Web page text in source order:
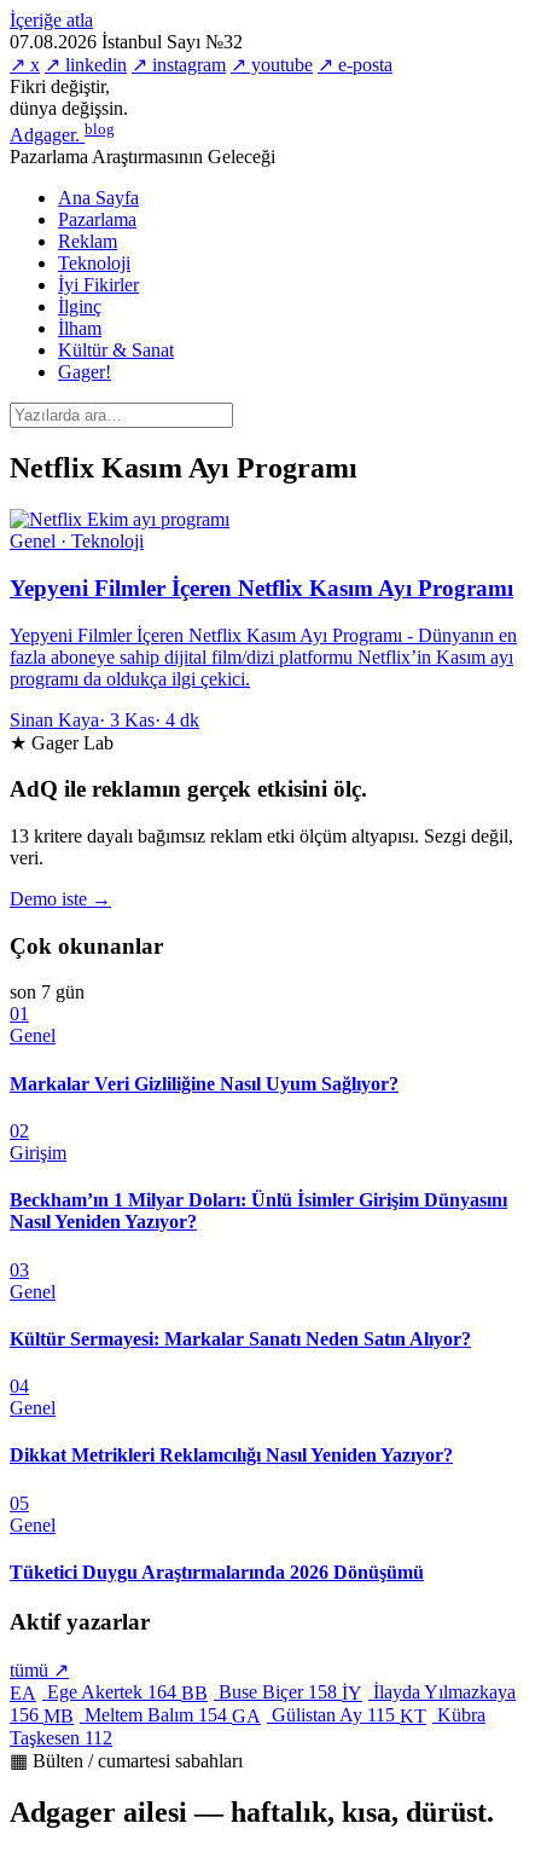
İçeriğe atla
07.08.2026 İstanbul Sayı №32
↗ x ↗ linkedin ↗ instagram ↗ youtube ↗ e-posta
Fikri değiştir,
dünya değişsin.
Adgager. blog
Pazarlama Araştırmasının Geleceği
Ana Sayfa
Pazarlama
Reklam
Teknoloji
İyi Fikirler
İlginç
İlham
Kültür & Sanat
Gager!
Netflix Kasım Ayı Programı
Genel · Teknoloji
Yepyeni Filmler İçeren Netflix Kasım Ayı Programı
Yepyeni Filmler İçeren Netflix Kasım Ayı Programı - Dünyanın en
fazla aboneye sahip dijital film/dizi platformu Netflix’in Kasım ayı
programı da oldukça ilgi çekici.
Sinan Kaya· 3 Kas· 4 dk
★ Gager Lab
AdQ ile reklamın gerçek etkisini ölç.
13 kritere dayalı bağımsız reklam etki ölçüm altyapısı. Sezgi değil,
veri.
Demo iste →
Çok okunanlar
son 7 gün
01
Genel
Markalar Veri Gizliliğine Nasıl Uyum Sağlıyor?
02
Girişim
Beckham’ın 1 Milyar Doları: Ünlü İsimler Girişim Dünyasını
Nasıl Yeniden Yazıyor?
03
Genel
Kültür Sermayesi: Markalar Sanatı Neden Satın Alıyor?
04
Genel
Dikkat Metrikleri Reklamcılığı Nasıl Yeniden Yazıyor?
05
Genel
Tüketici Duygu Araştırmalarında 2026 Dönüşümü
Aktif yazarlar
tümü ↗
EA
Ege Akertek 164 BB Buse Biçer 158 İY İlayda Yılmazkaya
156 MB Meltem Balım 154 GA Gülistan Ay 115 KT Kübra
Taşkesen 112
▦ Bülten / cumartesi sabahları
Adgager ailesi — haftalık, kısa, dürüst.